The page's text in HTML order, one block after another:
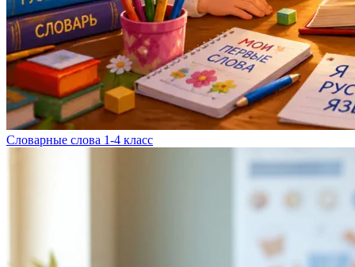
Словарные слова 1-4 класс